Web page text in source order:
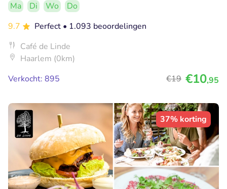
Ma Di Wo
Do
9.7
Perfect • 1.093 beoordelingen
Café de Linde
Haarlem (0km)
Verkocht: 895
€19 €10,95
37% korting